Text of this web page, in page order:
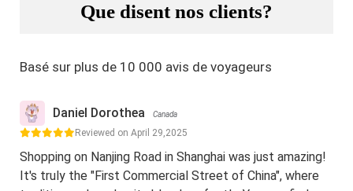
Que disent nos clients?
Basé sur plus de 10 000 avis de voyageurs
Daniel Dorothea Canada
Reviewed on April 29,2025
Shopping on Nanjing Road in Shanghai was just amazing!
It's truly the "First Commercial Street of China", where